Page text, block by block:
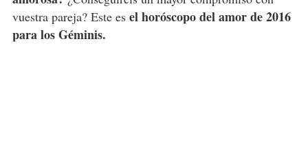
vuestra pareja? Este es el horóscopo del amor de 2016
para los Géminis.